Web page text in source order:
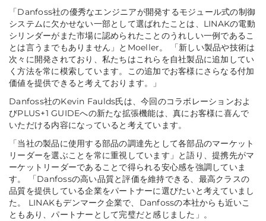
「Danfoss社の優秀なエンジニアが開発するモジュール式の制御
システムに欠かせない一部として選ばれたことは、LINAKの電動
シリンダーがまた市場に認められたことのうれしい一例であるこ
とは言うまでもありません」 とMoeller。
「新しい製品や技術は
次々に開発されており、私たちはこれらを自社製品に追加してい
く方法を常に模索しています。この追加でお客様にさらなる付加
価値を提供できると考えております。」
Danfoss社のKevin Faulds氏は、今回のコラボレーションおよ
びPLUS+1 GUIDEへの新たな拡張機能は、真にお客様に喜んで
いただける内容になっていると考えています。
「当社の製品に使用する部品の調達先として各部品のマーケット
リーダーを選ぶことを常に重視しています」 と語り、提携先がマ
ーケットリーダーであることで得られる安心感を強調していま
す。
「Danfossの高い品質と評価を維持できる、最高クラスの
品質を提供している企業をパートナーに選びたいと考えていまし
た。 LINAKもデンマーク企業で、Danfossの本社からも近いこ
ともあり、パートナーとして完璧だと感じました」 。